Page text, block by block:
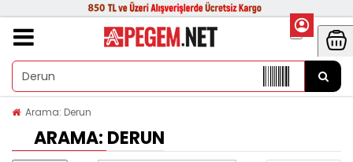
Arama: Derun
ARAMA: DERUN